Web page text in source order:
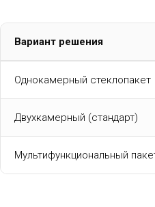
Вариант решения
Однокамерный стеклопакет
Двухкамерный (стандарт)
Мультифункциональный